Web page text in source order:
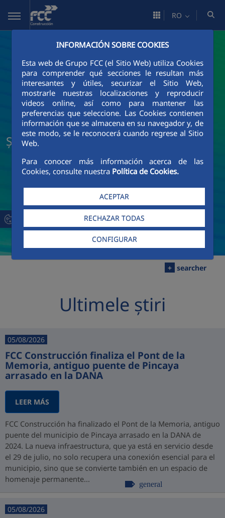
Skip to Main Content
INFORMACIÓN SOBRE COOKIES
Esta web de Grupo FCC (el Sitio Web) utiliza Cookies
para comprender qué secciones le resultan más
interesantes y útiles, securizar el Sitio Web,
mostrarle nuestras localizaciones y reproducir
videos online, así como para mantener las
preferencias que seleccione. Las Cookies contienen
información que se almacena en su navegador y, de
este modo, se le reconocerá cuando regrese al Sitio
Web.
Para conocer más información acerca de las
Cookies, consulte nuestra Política de Cookies.
ACEPTAR
RECHAZAR TODAS
CONFIGURAR
RO
Știri și actualități FCC Construcción
+ searcher
Ultimele știri
05/08/2026
FCC Construcción finaliza el Pont de la
Memoria, antiguo puente de Pincaya
arrasado en la DANA
LEER MÁS
FCC Construcción ha finalizado el Pont de la Memoria, antiguo
puente del municipio de Pincaya arrasado en la DANA de
2024. La nueva infraestructura, que ya está en servicio desde
el 29 de julio, no solo recupera una conexión esencial para el
municipio, sino que se convierte también en un espacio de
homenaje permanente...
general
05/08/2026